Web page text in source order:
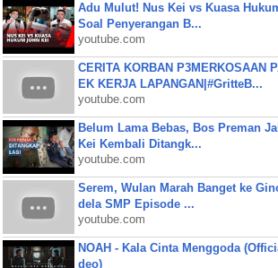
Adu Mulut! Nus Kei vs Kuasa
Soal Penyerangan B...
youtube.com
CERITA KORBAN P3MERKOSAAN
EK KERJA LAPANGAN|#GritteB...
youtube.com
Belum Lama Bebas, Bos Preman
Kei Kembali Ditangk...
youtube.com
Serem, Wulan Marah Banget ke
dela SMP Episode ...
youtube.com
NOAH - Kala Cinta Menggoda
deo)